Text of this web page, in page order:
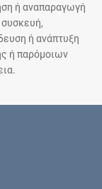
ή αναπαραγωγή
ή ανάπτυξη
ή παρόμοιων